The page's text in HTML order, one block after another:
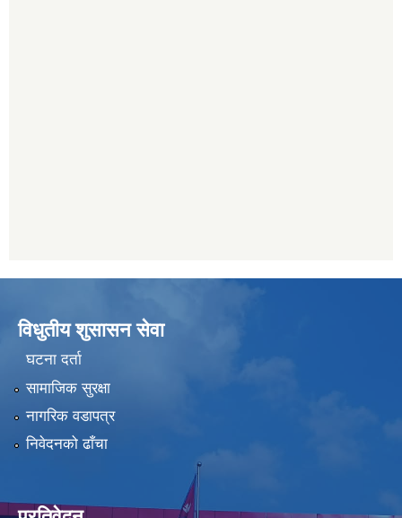
विधुतीय शुसासन सेवा
घटना दर्ता
सामाजिक सुरक्षा
नागरिक वडापत्र
निवेदनको ढाँचा